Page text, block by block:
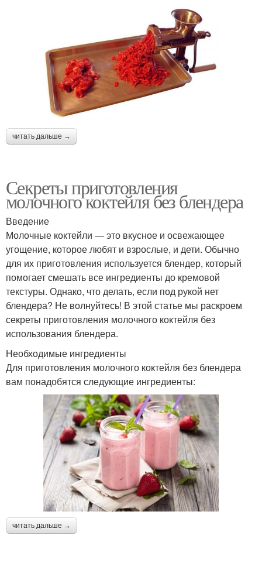
читать дальше →
Секреты приготовления
молочного коктейля без блендера
Введение
Молочные коктейли — это вкусное и освежающее
угощение, которое любят и взрослые, и дети. Обычно
для их приготовления используется блендер, который
помогает смешать все ингредиенты до кремовой
текстуры. Однако, что делать, если под рукой нет
блендера? Не волнуйтесь! В этой статье мы раскроем
секреты приготовления молочного коктейля без
использования блендера.
Необходимые ингредиенты
Для приготовления молочного коктейля без блендера
вам понадобятся следующие ингредиенты:
читать дальше →